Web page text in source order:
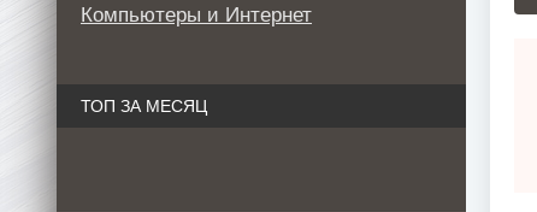
Компьютеры и Интернет
ТОП ЗА МЕСЯЦ